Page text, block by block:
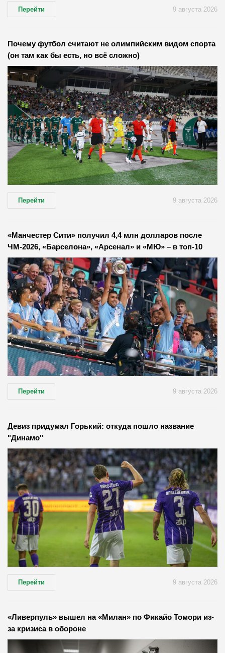
Перейти 9 августа 2026
Почему футбол считают не олимпийским видом спорта
(он там как бы есть, но всё сложно)
Перейти 9 августа 2026
«Манчестер Сити» получил 4,4 млн долларов после
ЧМ-2026, «Барселона», «Арсенал» и «МЮ» – в топ-10
Перейти 9 августа 2026
Девиз придумал Горький: откуда пошло название
"Динамо"
Перейти 9 августа 2026
«Ливерпуль» вышел на «Милан» по Фикайо Томори из-
за кризиса в обороне